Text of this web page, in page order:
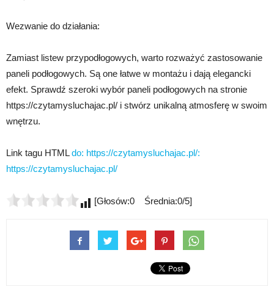
Wezwanie do działania:
Zamiast listew przypodłogowych, warto rozważyć zastosowanie
paneli podłogowych. Są one łatwe w montażu i dają elegancki
efekt. Sprawdź szeroki wybór paneli podłogowych na stronie
https://czytamysluchajac.pl/ i stwórz unikalną atmosferę w swoim
wnętrzu.
Link tagu HTMLdo: https://czytamysluchajac.pl/:
https://czytamysluchajac.pl/
[Głosów:0 Średnia:0/5]